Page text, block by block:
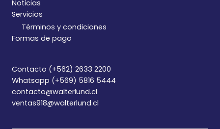
Noticias
Servicios
Términos y condiciones
Formas de pago
Contacto (+562) 2633 2200
Whatsapp (+569) 5816 5444
contacto@walterlund.cl
ventas918@walterlund.cl